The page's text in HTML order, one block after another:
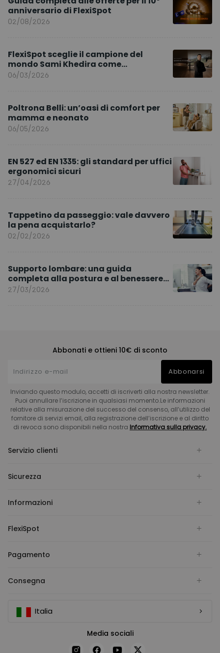
anniversario di FlexiSpot
02/08/2026
FlexiSpot sceglie il campione del
mondo Sami Khedira come
ambasciatore del marchio per l’Europa
06/03/2026
Poltrona Belli: un’oasi di comfort per
mamma e neonato
06/05/2026
EN 527 ed EN 1335: gli standard per uffici
ergonomici sicuri
27/04/2026
Tappetino da passeggio: vale davvero
la pena acquistarlo?
02/02/2026
Supporto lombare: una guida
completa alla postura e al benessere
quotidiano
27/03/2026
Abbonati e ottieni 10€ di sconto
Abbonarsi
Inviando questo modulo, accetti di iscriverti alla nostra newsletter.
Puoi annullare l’iscrizione in qualsiasi momento.Le informazioni
relative alla misurazione del successo del consenso, all’utilizzo del
fornitore di servizi email, alla registrazione dell’iscrizione e al diritto
di revoca sono disponibili nella nostra Informativa sulla privacy.
Servizio clienti
Sicurezza
Informazioni
FlexiSpot
Pagamento
Consegna
Italia
Media sociali